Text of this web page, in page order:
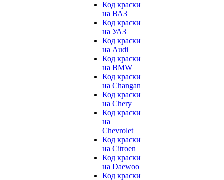
Код краски
на ВАЗ
Код краски
на УАЗ
Код краски
на Audi
Код краски
на BMW
Код краски
на Changan
Код краски
на Chery
Код краски
на
Chevrolet
Код краски
на Citroen
Код краски
на Daewoo
Код краски